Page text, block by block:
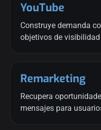
YouTube
Construye demanda
objetivos de
Remarketing
Recupera
mensajes para